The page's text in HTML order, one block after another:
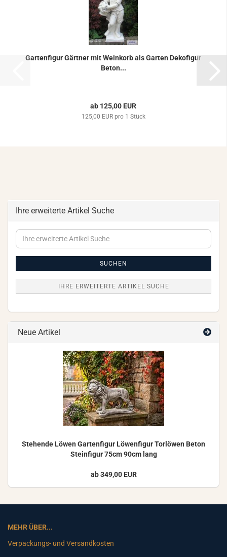
Gar­ten­fi­gur Gärt­ner mit Wein­korb als Gar­ten De­ko­fi­gur
Beton...
ab 125,00 EUR
125,00 EUR pro 1 Stück
Ihre erweiterte Artikel Suche
Ihre
erweiterte
SUCHEN
IHRE ERWEITERTE ARTIKEL SUCHE
Neue Artikel
Ste­hen­de Löwen Gar­ten­fi­gur Lö­wen­fi­gur Tor­lö­wen Beton
Stein­fi­gur 75cm 90cm lang
ab 349,00 EUR
MEHR ÜBER...
Verpackungs- und Versandkosten